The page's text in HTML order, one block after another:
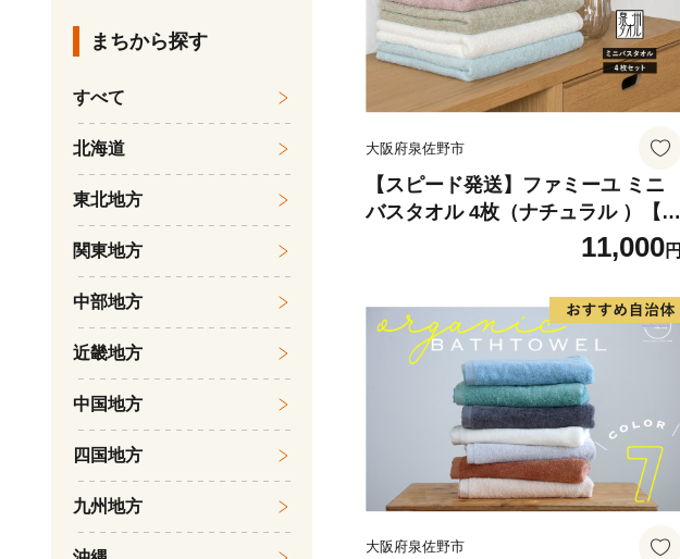
大阪府泉佐野市
【スピード発送】ファミーユ ミニ
バスタオル 4枚（ナチュラル ）【フ
ェイスタオル 以上 バスタオル 未満
泉州タオル 吸水 普段使い シンプル
11,000円
大阪府泉佐野市
まちから探す
すべて
北海道
東北地方
関東地方
中部地方
近畿地方
中国地方
四国地方
九州地方